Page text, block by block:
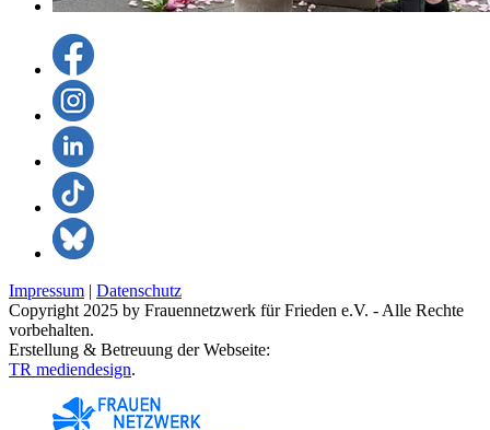
Impressum | Datenschutz
Copyright 2025 by Frauennetzwerk für Frieden e.V. - Alle Rechte
vorbehalten.
Erstellung & Betreuung der Webseite:
TR mediendesign.